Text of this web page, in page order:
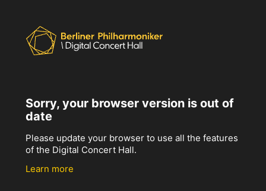
Sorry, your browser version is out of
date
Please update your browser to use all the features
of the Digital Concert Hall.
Learn more